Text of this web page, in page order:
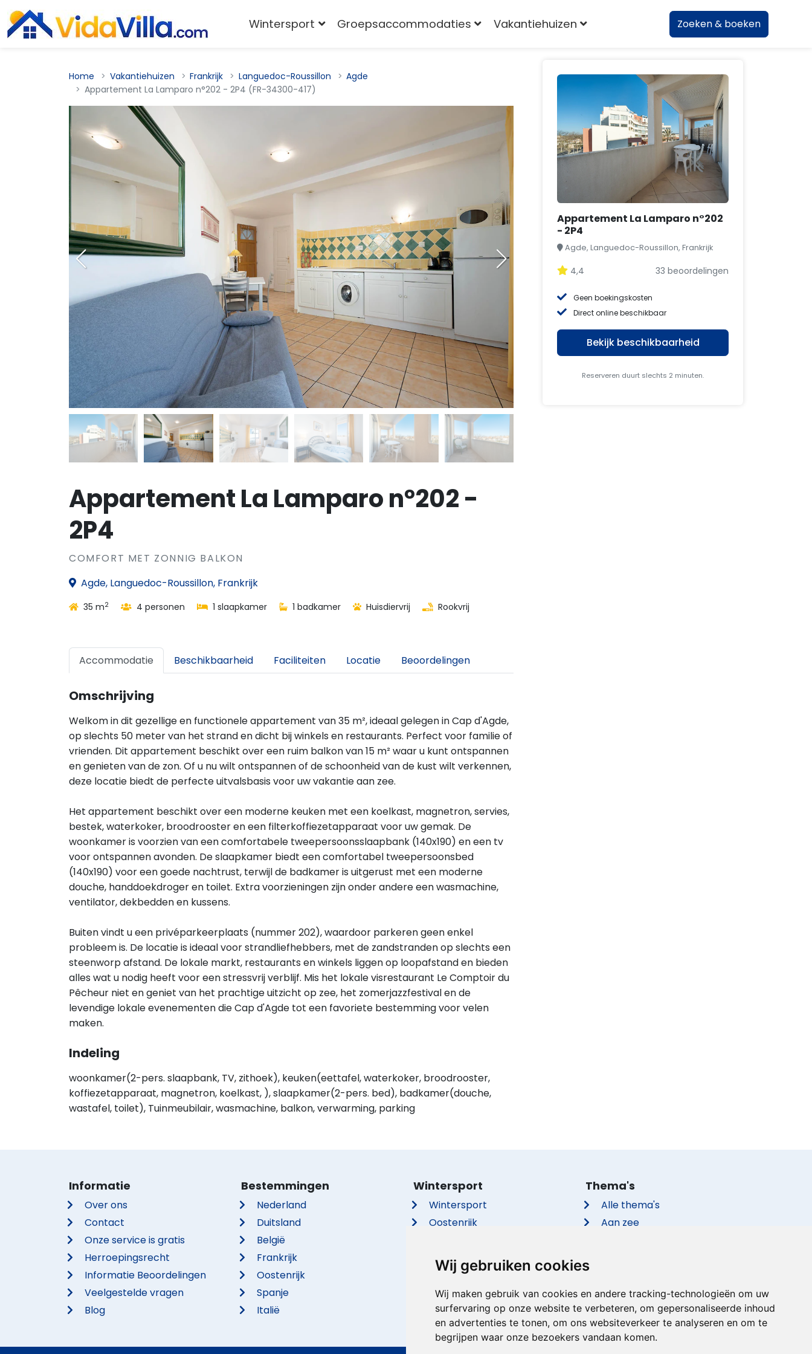
Wij gebruiken cookies
Wij maken gebruik van cookies en andere tracking-technologieën om uw
surfervaring op onze website te verbeteren, om gepersonaliseerde inhoud
en advertenties te tonen, om ons websiteverkeer te analyseren en om te
begrijpen waar onze bezoekers vandaan komen.
Home Vakantiehuizen Frankrijk Languedoc-Roussillon
Agde
Appartement La Lamparo n°202 - 2P4 (FR-34300-417)
Appartement La Lamparo n°202 -
2P4
COMFORT MET ZONNIG BALKON
Agde, Languedoc-Roussillon, Frankrijk
35 m2 4 personen 1 slaapkamer 1 badkamer Huisdiervrij Rookvrij
Accommodatie Beschikbaarheid Faciliteiten Locatie Beoordelingen
Omschrijving
Welkom in dit gezellige en functionele appartement van 35 m², ideaal gelegen in Cap d'Agde,
op slechts 50 meter van het strand en dicht bij winkels en restaurants. Perfect voor familie of
vrienden. Dit appartement beschikt over een ruim balkon van 15 m² waar u kunt ontspannen
en genieten van de zon. Of u nu wilt ontspannen of de schoonheid van de kust wilt verkennen,
deze locatie biedt de perfecte uitvalsbasis voor uw vakantie aan zee.
Het appartement beschikt over een moderne keuken met een koelkast, magnetron, servies,
bestek, waterkoker, broodrooster en een filterkoffiezetapparaat voor uw gemak. De
woonkamer is voorzien van een comfortabele tweepersoonsslaapbank (140x190) en een tv
voor ontspannen avonden. De slaapkamer biedt een comfortabel tweepersoonsbed
(140x190) voor een goede nachtrust, terwijl de badkamer is uitgerust met een moderne
douche, handdoekdroger en toilet. Extra voorzieningen zijn onder andere een wasmachine,
ventilator, dekbedden en kussens.
Buiten vindt u een privéparkeerplaats (nummer 202), waardoor parkeren geen enkel
probleem is. De locatie is ideaal voor strandliefhebbers, met de zandstranden op slechts een
steenworp afstand. De lokale markt, restaurants en winkels liggen op loopafstand en bieden
alles wat u nodig heeft voor een stressvrij verblijf. Mis het lokale visrestaurant Le Comptoir du
Pêcheur niet en geniet van het prachtige uitzicht op zee, het zomerjazzfestival en de
levendige lokale evenementen die Cap d'Agde tot een favoriete bestemming voor velen
maken.
Indeling
woonkamer(2-pers. slaapbank, TV, zithoek), keuken(eettafel, waterkoker, broodrooster,
koffiezetapparaat, magnetron, koelkast, ), slaapkamer(2-pers. bed), badkamer(douche,
wastafel, toilet), Tuinmeubilair, wasmachine, balkon, verwarming, parking
Appartement La Lamparo n°202
- 2P4
Agde, Languedoc-Roussillon, Frankrijk
4,4 33 beoordelingen
Geen boekingskosten
Direct online beschikbaar
Bekijk beschikbaarheid
Reserveren duurt slechts 2 minuten.
Informatie
Over ons
Contact
Onze service is gratis
Herroepingsrecht
Informatie Beoordelingen
Veelgestelde vragen
Blog
Bestemmingen
Nederland
Duitsland
België
Frankrijk
Oostenrijk
Spanje
Italië
Wintersport
Wintersport
Oostenrijk
Italië
Duitsland
Zwitserland
Tsjechië
Thema's
Alle thema's
Aan zee
Met privé zwembad
Met sauna
Wintersport Groepsaccommodaties Vakantiehuizen Zoeken & boeken